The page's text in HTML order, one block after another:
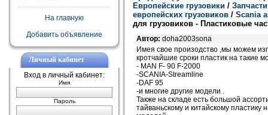
На главную
Добавить объявление
Личный кабинет
Вход в личный кабинет:
Имя
Пароль
Европейские грузовики /
европейских грузовиков / Scania
для грузовиков - Пластиковые
Автор: doha2003sona
Имея свое произодство ,мы можем
кротчайшие сроки пластик на такие
- MAN F- 90 F-2000
-SCANIA-Streamline
-DAF 95
-и многие другие модели .
Также на складе есть большой
тайваньскoму и китайскому пластику